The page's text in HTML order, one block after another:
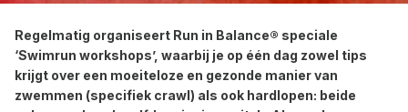
Regelmatig organiseert Run in Balance® speciale
‘Swimrun workshops’, waarbij je op één dag zowel tips
krijgt over een moeiteloze en gezonde manier van
zwemmen (specifiek crawl) als ook hardlopen: beide